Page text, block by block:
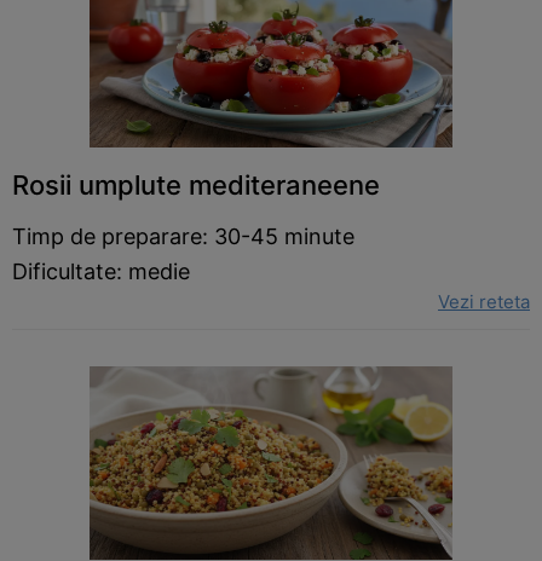
Rosii umplute mediteraneene
Timp de preparare: 30-45 minute
Dificultate: medie
Vezi reteta